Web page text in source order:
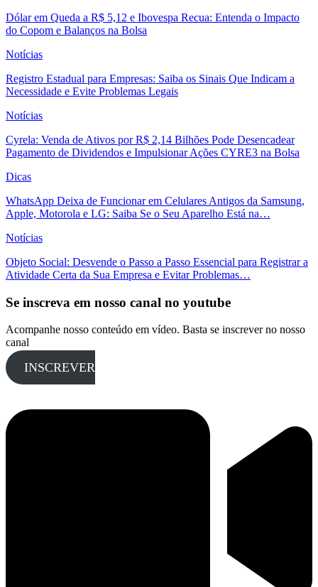
Dólar em Queda a R$ 5,12 e Ibovespa Recua: Entenda o Impacto
do Copom e Balanços na Bolsa
Notícias
Registro Estadual para Empresas: Saiba os Sinais Que Indicam a
Necessidade e Evite Problemas Legais
Notícias
Cyrela: Venda de Ativos por R$ 2,14 Bilhões Pode Desencadear
Pagamento de Dividendos e Impulsionar Ações CYRE3 na Bolsa
Dicas
WhatsApp Deixa de Funcionar em Celulares Antigos da Samsung,
Apple, Motorola e LG: Saiba Se o Seu Aparelho Está na…
Notícias
Objeto Social: Desvende o Passo a Passo Essencial para Registrar a
Atividade Certa da Sua Empresa e Evitar Problemas…
Se inscreva em nosso canal no youtube
Acompanhe nosso conteúdo em vídeo. Basta se inscrever no nosso
canal
INSCREVER